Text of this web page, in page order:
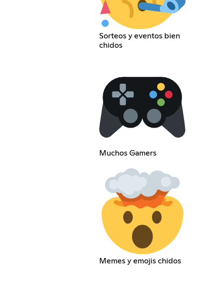
Sorteos y eventos bien
chidos
Muchos Gamers
Memes y emojis chidos